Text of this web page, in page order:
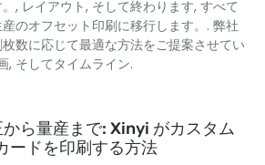
, レイアウト, そして終わります, すべて
のオフセット印刷に移行します。. 弊社
数に応じて最適な方法をご提案させてい
, そしてタイムライン.
ら量産まで: Xinyi がカスタム
ードを印刷する方法